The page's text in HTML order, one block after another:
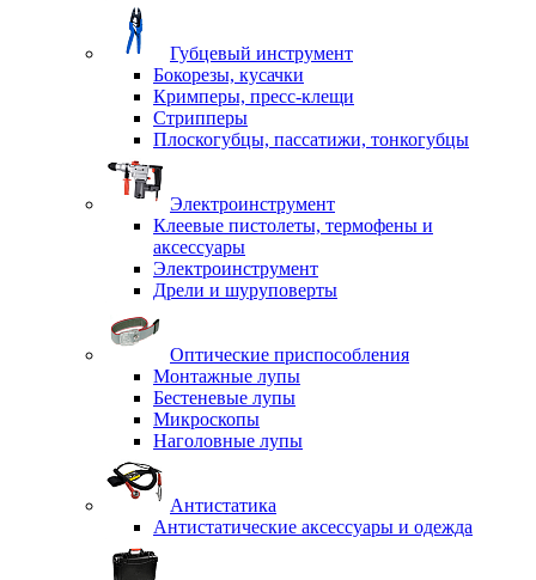
Губцевый инструмент
Бокорезы, кусачки
Кримперы, пресс-клещи
Стрипперы
Плоскогубцы, пассатижи, тонкогубцы
Электроинструмент
Клеевые пистолеты, термофены и
аксессуары
Электроинструмент
Дрели и шуруповерты
Оптические приспособления
Монтажные лупы
Бестеневые лупы
Микроскопы
Наголовные лупы
Антистатика
Антистатические аксессуары и одежда